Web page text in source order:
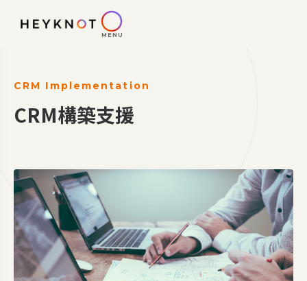
MENU
CRM Implementation
CRM構築支援